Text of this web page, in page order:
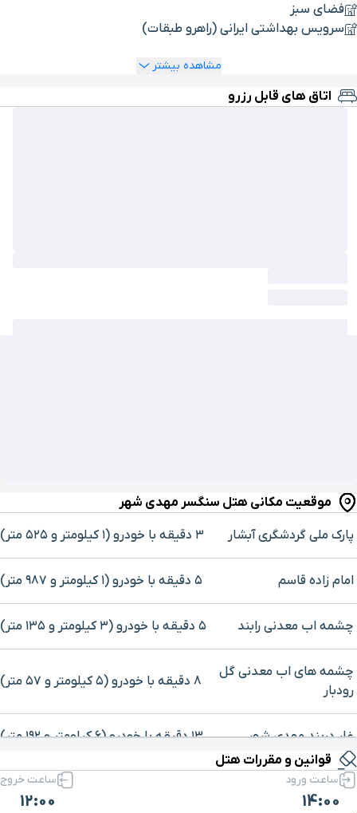
فضای سبز
سرویس بهداشتی ایرانی (راهرو طبقات)
مشاهده بیشتر
اتاق های قابل رزرو
موقعیت مکانی هتل سنگسر مهدی شهر
پارک ملی گردشگری آبشار ۳ دقیقه با خودرو (۱ کیلومتر و ۵۲۵ متر)
امام زاده قاسم ۵ دقیقه با خودرو (۱ کیلومتر و ۹۸۷ متر)
چشمه اب معدنی رابند ۵ دقیقه با خودرو (۳ کیلومتر و ۱۳۵ متر)
چشمه های اب معدنی گل
رودبار
۸ دقیقه با خودرو (۵ کیلومتر و ۵۷ متر)
غار دربند مهدی شهر ۱۳ دقیقه با خودرو (۶ کیلومتر و ۱۹۲ متر)
کوهستان پارک
قوانین و مقررات هتل
ساعت ورود
14:00
ساعت خروج
12:00